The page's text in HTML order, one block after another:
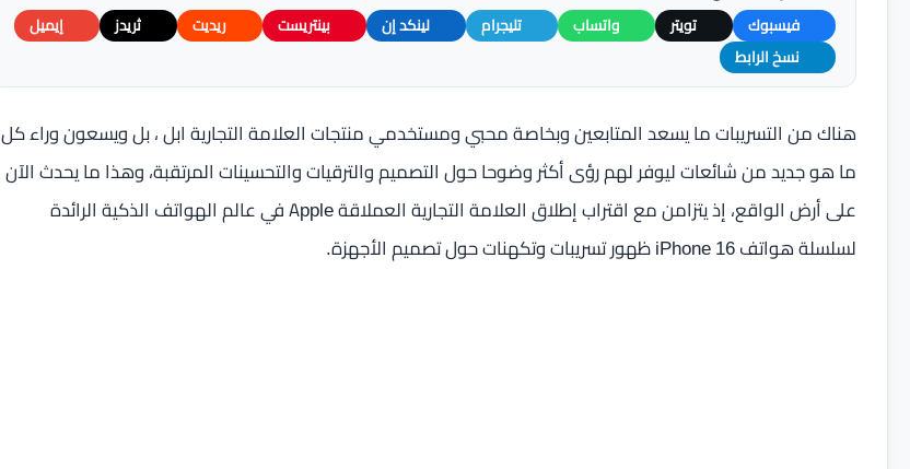
فيسبوك تويتر واتساب تليجرام لينكد إن بينتريست ريديت ثريدز
إيميل
نسخ الرابط
هناك من التسريبات ما يسعد المتابعين وبخاصة محبي ومستخدمي منتجات العلامة التجارية ابل ، بل ويسعون وراء كل
ما هو جديد من شائعات ليوفر لهم رؤى أكثر وضوحا حول التصميم والترقيات والتحسينات المرتقبة، وهذا ما يحدث الآن
على أرض الواقع، إذ يتزامن مع اقتراب إطلاق العلامة التجارية العملاقة Apple في عالم الهواتف الذكية الرائدة
لسلسلة هواتف iPhone 16 ظهور تسريبات وتكهنات حول تصميم الأجهزة.